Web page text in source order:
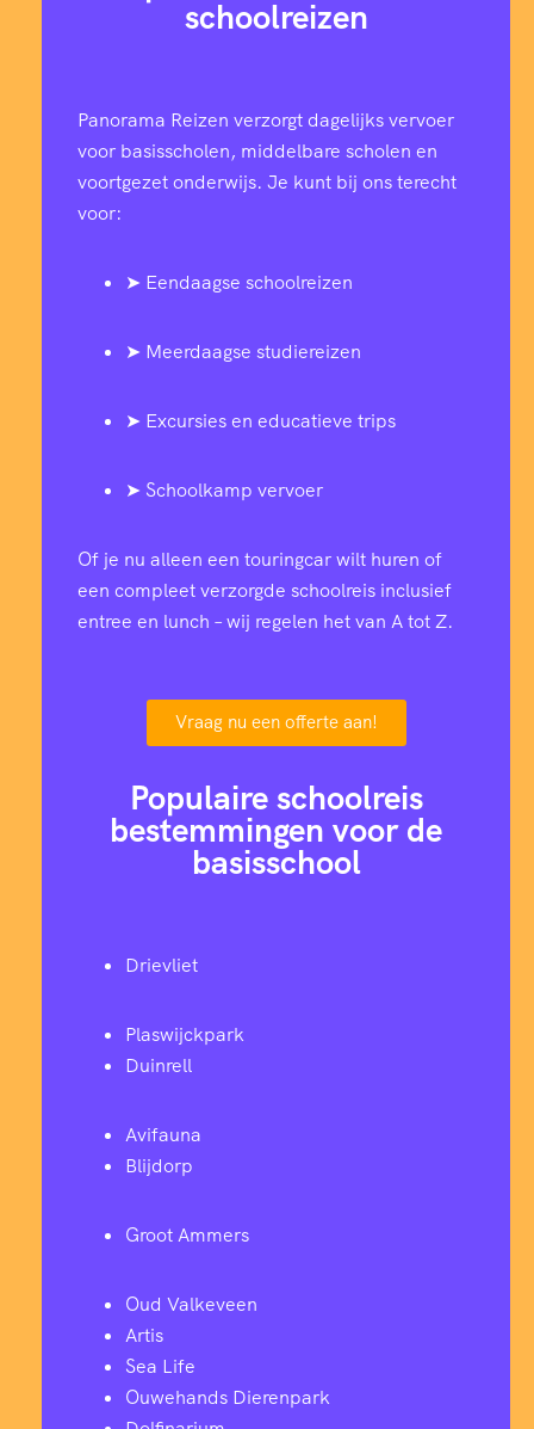
schoolreizen
Panorama Reizen verzorgt dagelijks vervoer
voor basisscholen, middelbare scholen en
voortgezet onderwijs. Je kunt bij ons terecht
voor:
➤ Eendaagse schoolreizen
➤ Meerdaagse studiereizen
➤ Excursies en educatieve trips
➤ Schoolkamp vervoer
Of je nu alleen een touringcar wilt huren of
een compleet verzorgde schoolreis inclusief
entree en lunch – wij regelen het van A tot Z.
Vraag nu een offerte aan!
Populaire schoolreis
bestemmingen voor de
basisschool
Drievliet
Plaswijckpark
Duinrell
Avifauna
Blijdorp
Groot Ammers
Oud Valkeveen
Artis
Sea Life
Ouwehands Dierenpark